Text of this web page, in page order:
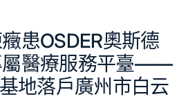
患OSDER奧斯德
屬醫療服務平臺——
地落戶廣州市白云